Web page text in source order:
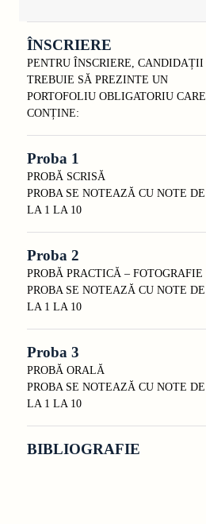
ÎNSCRIERE
PENTRU ÎNSCRIERE, CANDIDAȚII
TREBUIE SĂ PREZINTE UN
PORTOFOLIU OBLIGATORIU CARE
CONȚINE:
Proba 1
PROBĂ SCRISĂ
PROBA SE NOTEAZĂ CU NOTE DE
LA 1 LA 10
Proba 2
PROBĂ PRACTICĂ – FOTOGRAFIE
PROBA SE NOTEAZĂ CU NOTE DE
LA 1 LA 10
Proba 3
PROBĂ ORALĂ
PROBA SE NOTEAZĂ CU NOTE DE
LA 1 LA 10
BIBLIOGRAFIE